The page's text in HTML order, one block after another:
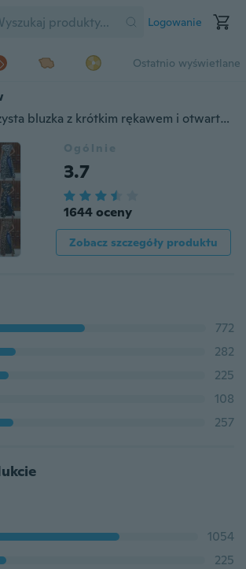
Logowanie
Ostatnio wyświetlane
Moda damska Czysta bluzka z krótkim rękawem i otwartym widelcem Nieregularna sukienka w kratę z wysokim stanem Maxi
Ogólnie
3.7
1644 oceny
Zobacz szczegóły produktu
772
282
225
108
257
1054
225